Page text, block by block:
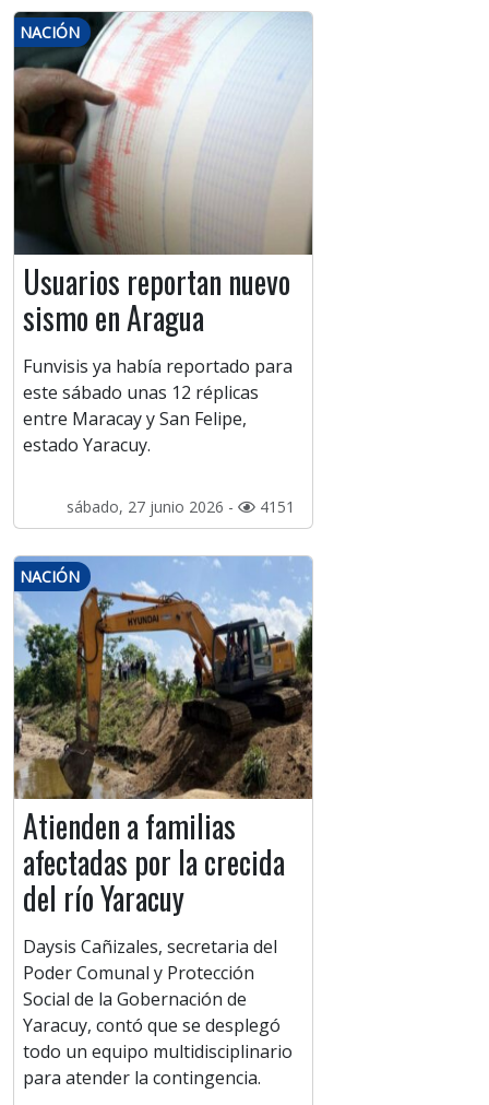
NACIÓN
Usuarios reportan nuevo
sismo en Aragua
Funvisis ya había reportado para
este sábado unas 12 réplicas
entre Maracay y San Felipe,
estado Yaracuy.
sábado, 27 junio 2026 - 4151
NACIÓN
Atienden a familias
afectadas por la crecida
del río Yaracuy
Daysis Cañizales, secretaria del
Poder Comunal y Protección
Social de la Gobernación de
Yaracuy, contó que se desplegó
todo un equipo multidisciplinario
para atender la contingencia.